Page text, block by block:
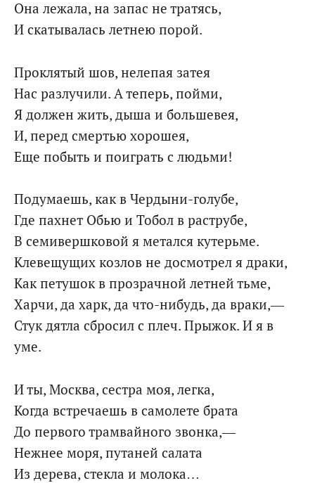
Она лежала, на запас не тратясь,
И скатывалась летнею порой.
Проклятый шов, нелепая затея
Нас разлучили. А теперь, пойми,
Я должен жить, дыша и большевея,
И, перед смертью хорошея,
Еще побыть и поиграть с людьми!
Подумаешь, как в Чердыни-голубе,
Где пахнет Обью и Тобол в раструбе,
В семивершковой я метался кутерьме.
Клевещущих козлов не досмотрел я драки,
Как петушок в прозрачной летней тьме,
Харчи, да харк, да что-нибудь, да враки,—
Стук дятла сбросил с плеч. Прыжок. И я в
уме.
И ты, Москва, сестра моя, легка,
Когда встречаешь в самолете брата
До первого трамвайного звонка,—
Нежнее моря, путаней салата
Из дерева, стекла и молока…